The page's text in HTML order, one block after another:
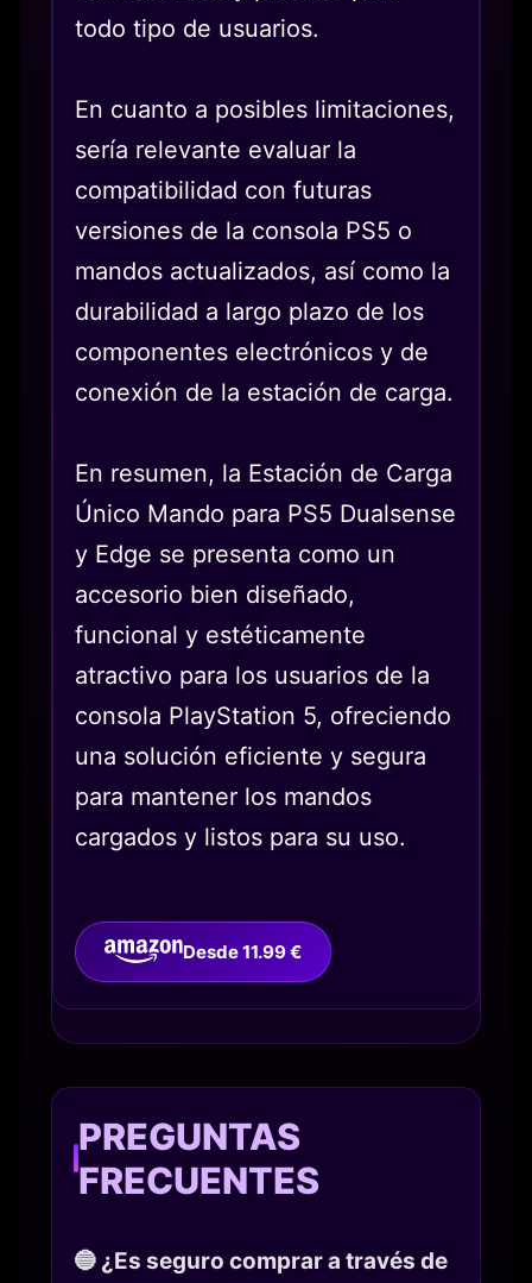
todo tipo de usuarios.
En cuanto a posibles limitaciones,
sería relevante evaluar la
compatibilidad con futuras
versiones de la consola PS5 o
mandos actualizados, así como la
durabilidad a largo plazo de los
componentes electrónicos y de
conexión de la estación de carga.
En resumen, la Estación de Carga
Único Mando para PS5 Dualsense
y Edge se presenta como un
accesorio bien diseñado,
funcional y estéticamente
atractivo para los usuarios de la
consola PlayStation 5, ofreciendo
una solución eficiente y segura
para mantener los mandos
cargados y listos para su uso.
Desde 11.99 €
PREGUNTAS
FRECUENTES
🔵 ¿Es seguro comprar a través de